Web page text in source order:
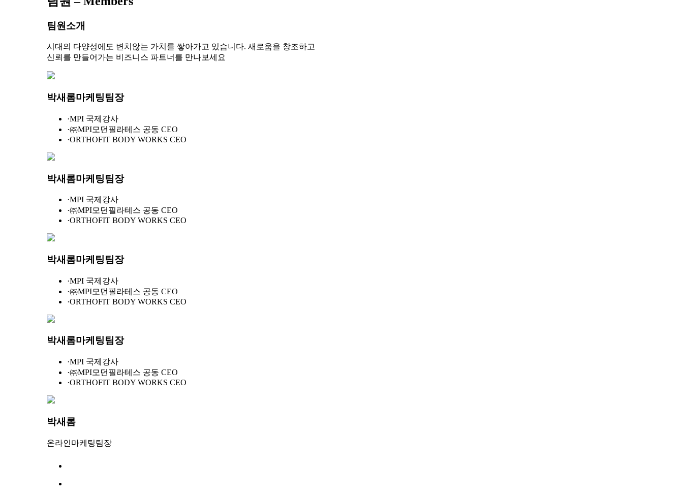
팀원소개
시대의 다양성에도 변치않는 가치를 쌓아가고 있습니다. 새로움을 창조하고
신뢰를 만들어가는 비즈니스 파트너를 만나보세요
박새롬마케팅팀장
·MPI 국제강사
·㈜MPI모던필라테스 공동 CEO
·ORTHOFIT BODY WORKS CEO
박새롬마케팅팀장
·MPI 국제강사
·㈜MPI모던필라테스 공동 CEO
·ORTHOFIT BODY WORKS CEO
박새롬마케팅팀장
·MPI 국제강사
·㈜MPI모던필라테스 공동 CEO
·ORTHOFIT BODY WORKS CEO
박새롬마케팅팀장
·MPI 국제강사
·㈜MPI모던필라테스 공동 CEO
·ORTHOFIT BODY WORKS CEO
박새롬
온라인마케팅팀장